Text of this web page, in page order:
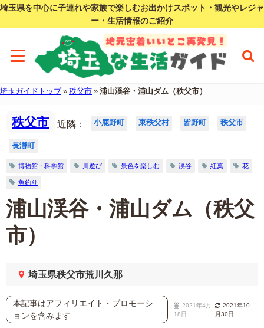
埼玉県を中心に子連れや家族で楽しむお出かけスポット・観光やレジャ
ー・生活情報のご紹介
埼玉ガイドトップ» 秩父市 » 浦山渓谷・浦山ダム（秩父市）
秩父市 近隣： 小鹿野町 東秩父村 皆野町 秩父市
長瀞町
博物館・科学館 川遊び 景色を楽しむ 渓谷 紅葉 花
魚釣り
浦山渓谷・浦山ダム（秩父
市）
埼玉県秩父市荒川久那
本記事はアフィリエイト・プロモーシ
ョンを含みます
2021年4月
18日
2021年10
月30日